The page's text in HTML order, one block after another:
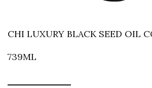
CHI LUXURY BLACK SEED OIL
739ML